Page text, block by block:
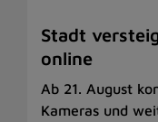
Stadt
online
Ab 21. August
Kameras und